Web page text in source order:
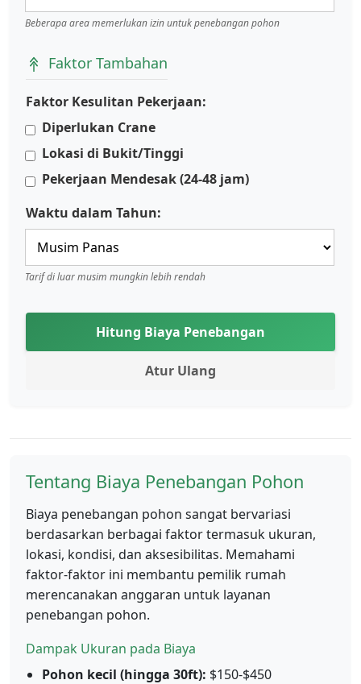
Beberapa area memerlukan izin untuk penebangan pohon
Faktor Tambahan
Faktor Kesulitan Pekerjaan:
Diperlukan Crane
Lokasi di Bukit/Tinggi
Pekerjaan Mendesak (24-48 jam)
Waktu dalam Tahun:
Tarif di luar musim mungkin lebih rendah
Hitung Biaya Penebangan
Atur Ulang
Tentang Biaya Penebangan Pohon
Biaya penebangan pohon sangat bervariasi
berdasarkan berbagai faktor termasuk ukuran,
lokasi, kondisi, dan aksesibilitas. Memahami
faktor-faktor ini membantu pemilik rumah
merencanakan anggaran untuk layanan
penebangan pohon.
Dampak Ukuran pada Biaya
Pohon kecil (hingga 30ft): $150-$450